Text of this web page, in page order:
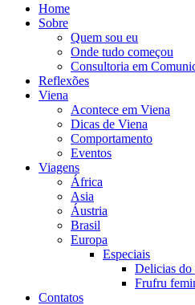
Home
Sobre
Quem sou eu
Onde tudo começou
Consultoria em
Reflexões
Viena
Acontece em Viena
Dicas de Viena
Comportamento
Eventos
Viagens
África
Asia
Áustria
Brasil
Europa
Especiais
Delicias do
Frufru
Contatos